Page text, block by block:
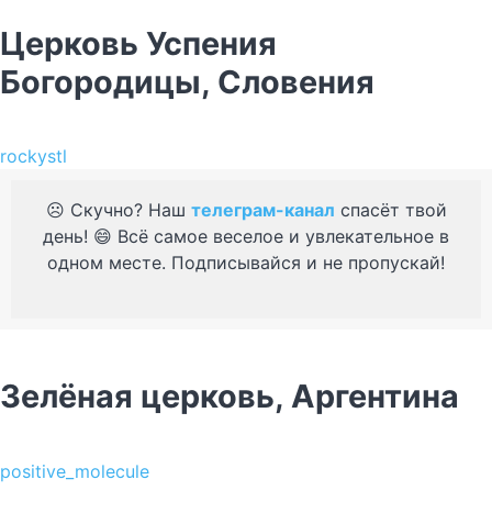
Церковь Успения
Богородицы, Словения
rockystl
☹️ Скучно? Наш телеграм-канал спасёт твой
день! 😄 Всё самое веселое и увлекательное в
одном месте. Подписывайся и не пропускай!
Зелёная церковь, Аргентина
positive_molecule